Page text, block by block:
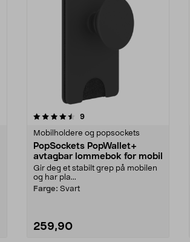
9anmeldelser
Mobilholdere og popsockets
PopSockets PopWallet+
avtagbar lommebok for mobil
Gir deg et stabilt grep på mobilen
og har pla...
Farge: Svart
259,90
5.0 av 5 stjerner